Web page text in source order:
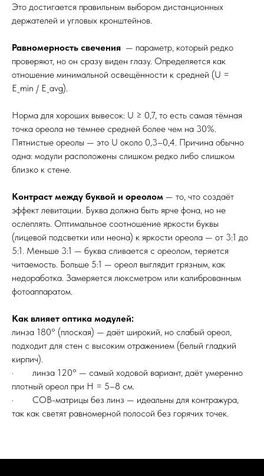
Это достигается правильным выбором дистанционных
держателей и угловых кронштейнов.
Равномерность свечения — параметр, который редко
проверяют, но он сразу виден глазу. Определяется как
отношение минимальной освещённости к средней (U =
E_min / E_avg).
Норма для хороших вывесок: U ≥ 0,7, то есть самая тёмная
точка ореола не темнее средней более чем на 30%.
Пятнистые ореолы — это U около 0,3–0,4. Причина обычно
одна: модули расположены слишком редко либо слишком
близко к стене.
Контраст между буквой и ореолом — то, что создаёт
эффект левитации. Буква должна быть ярче фона, но не
ослеплять. Оптимальное соотношение яркости буквы
(лицевой подсветки или неона) к яркости ореола — от 3:1 до
5:1. Меньше 3:1 — буква сливается с ореолом, теряется
читаемость. Больше 5:1 — ореол выглядит грязным, как
недоработка. Замеряется люксметром или калиброванным
фотоаппаратом.
Как влияет оптика модулей:
линза 180° (плоская) — даёт широкий, но слабый ореол,
подходит для стен с высоким отражением (белый гладкий
кирпич).
· линза 120° — самый ходовой вариант, даёт умеренно
плотный ореол при H = 5–8 см.
· COB-матрицы без линз — идеальны для контражура,
так как светят равномерной полосой без горячих точек.